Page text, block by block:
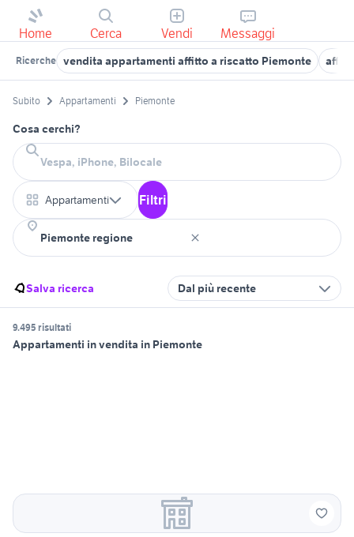
Home Cerca Vendi Messaggi
Ricerche vendita appartamenti affitto a riscatto Piemonte
Subito Appartamenti Piemonte
Cosa cerchi?
Appartamenti Filtri
Salva ricerca Dal più recente
9.495 risultati
Appartamenti in vendita in Piemonte